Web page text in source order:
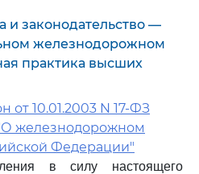
и законодательство —
железнодорожном
практика высших
от 10.01.2003 N 17-ФЗ
"О железнодорожном
Федерации"
в силу настоящего